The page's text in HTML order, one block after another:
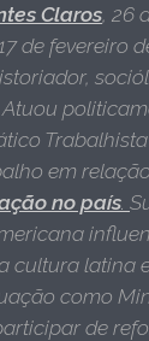
Claros, 26
de fevereiro
em
no país
cultura latina
como
de